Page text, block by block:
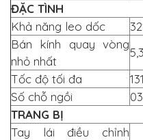
ĐẶC TÌNH
Khả năng leo dốc
Bán kính quay vòng
nhỏ nhất
Tốc độ tối đa
Số chỗ ngồi
TRANG BỊ
Tay lái điều chỉnh